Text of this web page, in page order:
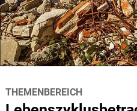
THEMENBEREICH